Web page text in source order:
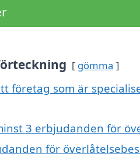
gömma
företag som är
3 erbjudanden för
för